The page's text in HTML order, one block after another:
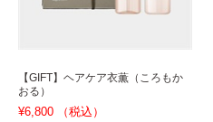
【GIFT】ヘアケア衣薫（ころもか
おる）
¥6,800 （税込）